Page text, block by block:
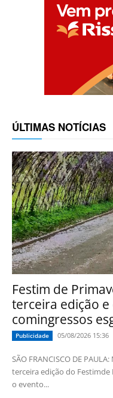
ÚLTIMAS NOTÍCIAS
Festim de
terceira edição
comingressos
Publicidade 05/08/2026 15:36
SÃO FRANCISCO DE
terceira edição do Festimde
o evento...